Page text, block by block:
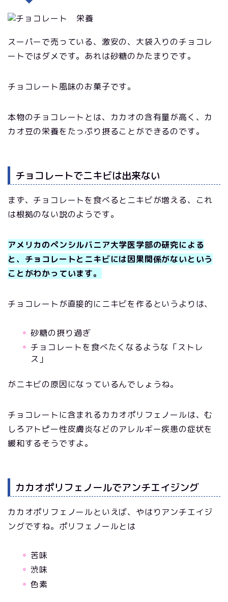
スーパーで売っている、激安の、大袋入りのチョコレ
ートではダメです。あれは砂糖のかたまりです。
チョコレート風味のお菓子です。
本物のチョコレートとは、カカオの含有量が高く、カ
カオ豆の栄養をたっぷり摂ることができるのです。
チョコレートでニキビは出来ない
まず、チョコレートを食べるとニキビが増える、これ
は根拠のない説のようです。
アメリカのペンシルバニア大学医学部の研究による
と、チョコレートとニキビには因果関係がないという
ことがわかっています。
チョコレートが直接的にニキビを作るというよりは、
砂糖の摂り過ぎ
チョコレートを食べたくなるような「ストレ
ス」
がニキビの原因になっているんでしょうね。
チョコレートに含まれるカカオポリフェノールは、む
しろアトピー性皮膚炎などのアレルギー疾患の症状を
緩和するそうですよ。
カカオポリフェノールでアンチエイジング
カカオポリフェノールといえば、やはりアンチエイジ
ングですね。ポリフェノールとは
苦味
渋味
色素